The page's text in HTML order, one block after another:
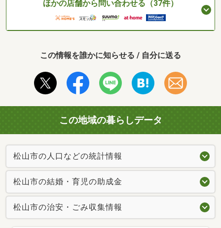
ほかの店舗から問い合わせる（37件）
この情報を誰かに知らせる / 自分に送る
この地域の暮らしデータ
松山市の人口などの統計情報
松山市の結婚・育児の助成金
松山市の治安・ごみ収集情報